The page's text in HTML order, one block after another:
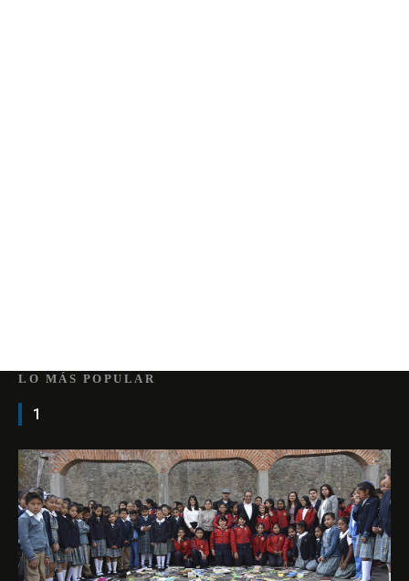
LO MÁS POPULAR
1